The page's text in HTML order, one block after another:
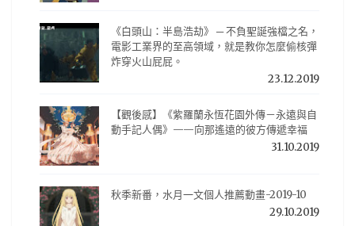
《白頭山：半島浩劫》 ─ 不負聖誕強檔之名，
電影工業界的至高領域，就是教你怎麼偷核彈
炸穿火山屁屁。
23.12.2019
【觀後感】《紫羅蘭永恆花園外傳－永遠與自
動手記人偶》——向那遙遠的彼方傳遞幸福
31.10.2019
秋季新番，水月一文個人推薦動畫-2019-10
29.10.2019